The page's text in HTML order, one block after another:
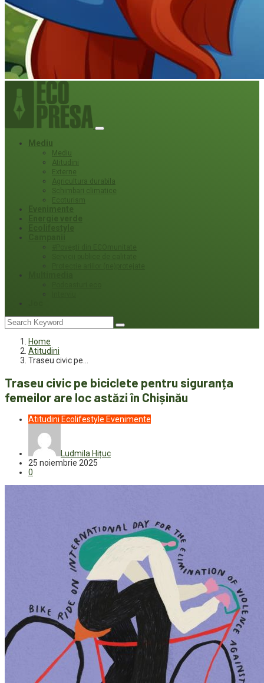
Mediu
Mediu
Atitudini
Externe
Agricultura durabila
Schimbari climatice
Ecoturism
Home
Atitudini
Traseu civic pe…
Traseu civic pe biciclete pentru siguranța
femeilor are loc astăzi în Chișinău
Atitudini Ecolifestyle Evenimente
Ludmila Hițuc
25 noiembrie 2025
0